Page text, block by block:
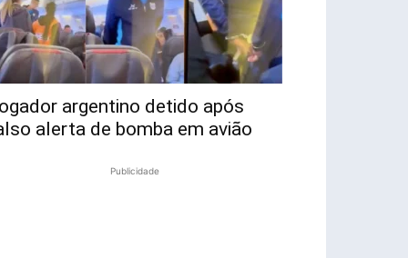
argentino detido após
alerta de bomba em avião
Publicidade